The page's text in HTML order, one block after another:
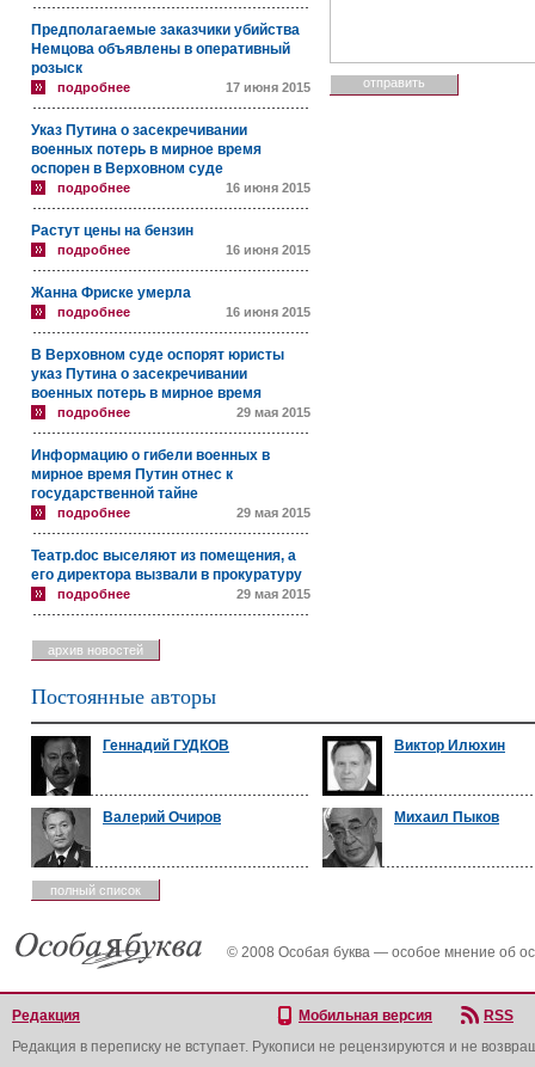
Предполагаемые заказчики убийства
Немцова объявлены в оперативный
розыск
подробнее 17 июня 2015
Указ Путина о засекречивании
военных потерь в мирное время
оспорен в Верховном суде
подробнее 16 июня 2015
Растут цены на бензин
подробнее 16 июня 2015
Жанна Фриске умерла
подробнее 16 июня 2015
В Верховном суде оспорят юристы
указ Путина о засекречивании
военных потерь в мирное время
подробнее 29 мая 2015
Информацию о гибели военных в
мирное время Путин отнес к
государственной тайне
подробнее 29 мая 2015
Театр.doc выселяют из помещения, а
его директора вызвали в прокуратуру
подробнее 29 мая 2015
архив новостей
Постоянные авторы
Геннадий ГУДКОВ Виктор Илюхин
Валерий Очиров Михаил Пыков
полный список
© 2008 Особая буква — особое мнение об
Редакция Мобильная версия
RSS
Редакция в переписку не вступает. Рукописи не рецензируются и не